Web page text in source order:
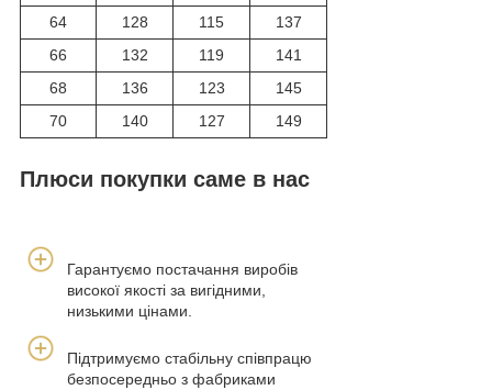
64
128 115
137
66
132 119
141
68
136 123
145
70
140 127 149
Плюси покупки саме в нас
Гарантуємо постачання виробів
високої якості за вигідними,
низькими цінами.
Підтримуємо стабільну співпрацю
безпосередньо з фабриками